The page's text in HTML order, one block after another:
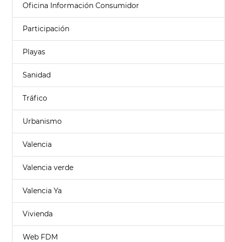
Oficina Información Consumidor
Participación
Playas
Sanidad
Tráfico
Urbanismo
Valencia
Valencia verde
Valencia Ya
Vivienda
Web FDM